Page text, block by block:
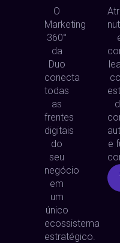
O
Marketing
360°
da
Duo
conecta
todas
as
frentes
digitais
do
seu
negócio
em
um
único
ecossistema
estratégico.
e